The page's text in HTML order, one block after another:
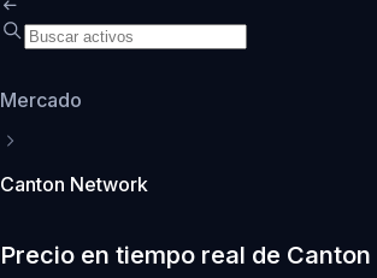
Mercado
Canton Network
Precio en tiempo real de